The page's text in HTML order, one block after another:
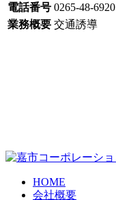
電話番号 0265-48-6920
業務概要 交通誘導
HOME
会社概要